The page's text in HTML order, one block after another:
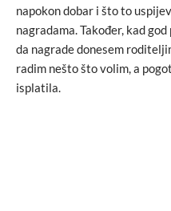
napokon dobar i što to
nagradama. Također, kad
da nagrade donesem
radim nešto što volim, a
isplatila.